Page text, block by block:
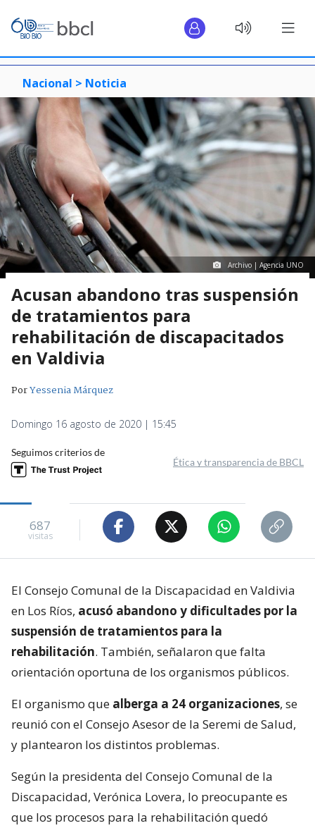
Nacional > Noticia
Archivo | Agencia UNO
Acusan abandono tras suspensión
de tratamientos para
rehabilitación de discapacitados
en Valdivia
PorYessenia Márquez
Domingo 16 agosto de 2020 | 15:45
Seguimos criterios de
Ética y transparencia de BBCL
687
visitas
El Consejo Comunal de la Discapacidad en Valdivia
en Los Ríos, acusó abandono y dificultades por la
suspensión de tratamientos para la
rehabilitación. También, señalaron que falta
orientación oportuna de los organismos públicos.
El organismo que alberga a 24 organizaciones, se
reunió con el Consejo Asesor de la Seremi de Salud,
y plantearon los distintos problemas.
Según la presidenta del Consejo Comunal de la
Discapacidad, Verónica Lovera, lo preocupante es
que los procesos para la rehabilitación quedó